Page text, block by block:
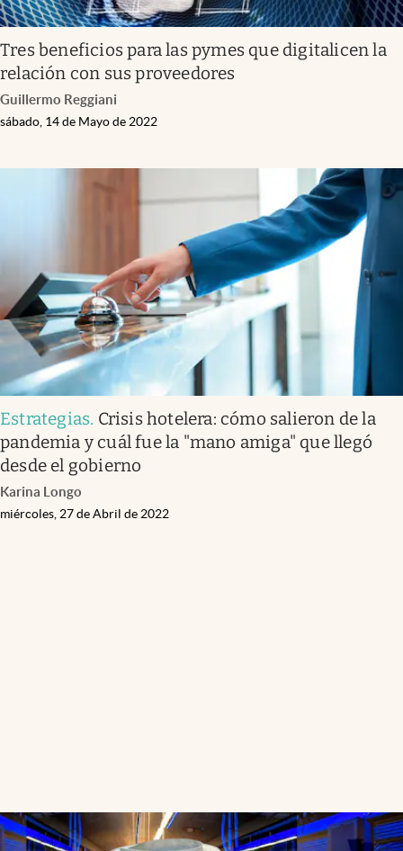
Tres beneficios para las pymes que digitalicen la
relación con sus proveedores
Guillermo Reggiani
sábado, 14 de Mayo de 2022
Estrategias. Crisis hotelera: cómo salieron de la
pandemia y cuál fue la "mano amiga" que llegó
desde el gobierno
Karina Longo
miércoles, 27 de Abril de 2022